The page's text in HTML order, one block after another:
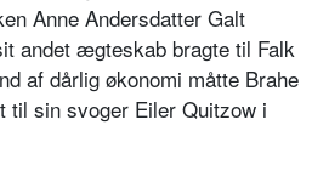
Anne Andersdatter Galt
andet ægteskab bragte til Falk
af dårlig økonomi måtte Brahe
sin svoger Eiler Quitzow i